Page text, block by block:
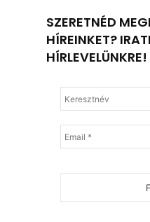
SZERETNÉD
HÍREINKET?
HÍRLEVELÜNKRE!